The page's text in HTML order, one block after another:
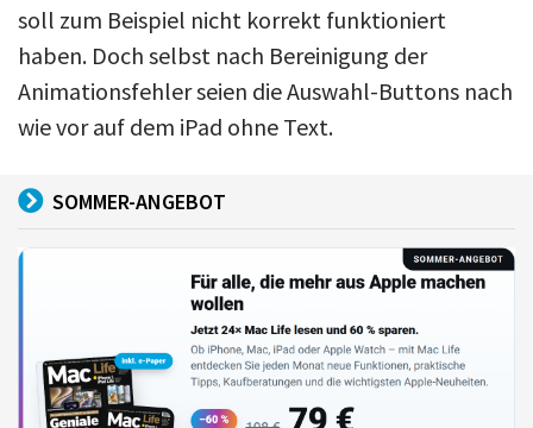
soll zum Beispiel nicht korrekt funktioniert
haben. Doch selbst nach Bereinigung der
Animationsfehler seien die Auswahl-Buttons nach
wie vor auf dem iPad ohne Text.
SOMMER-ANGEBOT